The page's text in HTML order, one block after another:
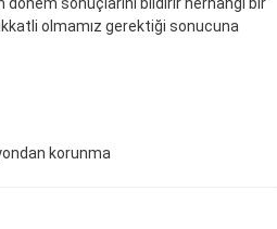
olmamız gerektiği sonucuna
korunma